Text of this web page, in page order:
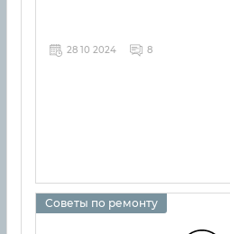
28 10 2024 8
Советы по ремонту